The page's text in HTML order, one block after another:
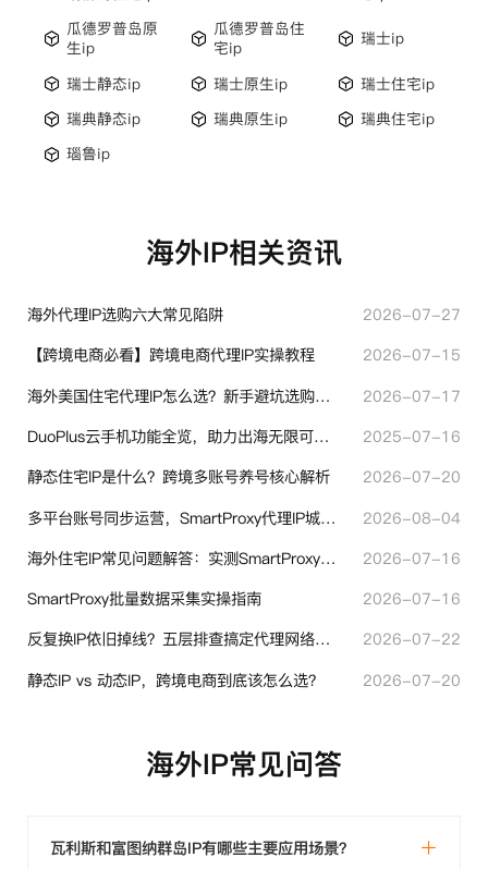
瓜德罗普岛原
生ip
瓜德罗普岛住
宅ip
瑞士ip
瑞士静态ip 瑞士原生ip
瑞士住宅ip
瑞典静态ip
瑞典原生ip
瑞典住宅ip
瑙鲁ip
海外IP相关资讯
海外代理IP选购六大常见陷阱
2026-07-27
【跨境电商必看】跨境电商代理IP实操教程
2026-07-15
海外美国住宅代理IP怎么选？新手避坑选购指南
2026-07-17
DuoPlus云手机功能全览，助力出海无限可能！
2025-07-16
静态住宅IP是什么？跨境多账号养号核心解析
2026-07-20
多平台账号同步运营，SmartProxy代理IP城市定位功能有哪些实用价值
2026-08-04
海外住宅IP常见问题解答：实测SmartProxy使用经验分享
2026-07-16
SmartProxy批量数据采集实操指南
2026-07-16
反复换IP依旧掉线？五层排查搞定代理网络异常
2026-07-22
静态IP vs 动态IP，跨境电商到底该怎么选？
2026-07-20
海外IP常见问答
瓦利斯和富图纳群岛IP有哪些主要应用场景？